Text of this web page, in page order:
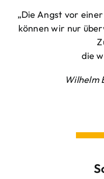
„Die Angst vor
können wir nur
die
Wilhelm